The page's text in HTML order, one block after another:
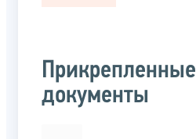
Прикрепленные
документы